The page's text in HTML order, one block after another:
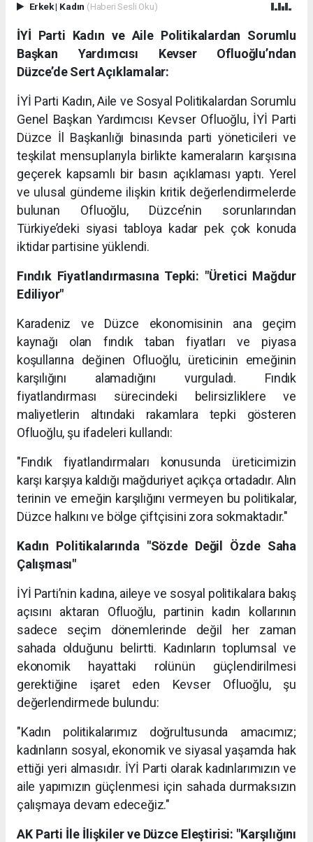
Erkek| Kadın (Haberi Sesli Oku)
İYİ Parti Kadın ve Aile Politikalardan Sorumlu
Başkan Yardımcısı Kevser Ofluoğlu’ndan
Düzce’de Sert Açıklamalar:
İYİ Parti Kadın, Aile ve Sosyal Politikalardan Sorumlu
Genel Başkan Yardımcısı Kevser Ofluoğlu, İYİ Parti
Düzce İl Başkanlığı binasında parti yöneticileri ve
teşkilat mensuplarıyla birlikte kameraların karşısına
geçerek kapsamlı bir basın açıklaması yaptı. Yerel
ve ulusal gündeme ilişkin kritik değerlendirmelerde
bulunan Ofluoğlu, Düzce’nin sorunlarından
Türkiye’deki siyasi tabloya kadar pek çok konuda
iktidar partisine yüklendi.
Fındık Fiyatlandırmasına Tepki: "Üretici Mağdur
Ediliyor"
Karadeniz ve Düzce ekonomisinin ana geçim
kaynağı olan fındık taban fiyatları ve piyasa
koşullarına değinen Ofluoğlu, üreticinin emeğinin
karşılığını alamadığını vurguladı. Fındık
fiyatlandırması sürecindeki belirsizliklere ve
maliyetlerin altındaki rakamlara tepki gösteren
Ofluoğlu, şu ifadeleri kullandı:
"Fındık fiyatlandırmaları konusunda üreticimizin
karşı karşıya kaldığı mağduriyet açıkça ortadadır. Alın
terinin ve emeğin karşılığını vermeyen bu politikalar,
Düzce halkını ve bölge çiftçisini zora sokmaktadır."
Kadın Politikalarında "Sözde Değil Özde Saha
Çalışması"
İYİ Parti’nin kadına, aileye ve sosyal politikalara bakış
açısını aktaran Ofluoğlu, partinin kadın kollarının
sadece seçim dönemlerinde değil her zaman
sahada olduğunu belirtti. Kadınların toplumsal ve
ekonomik hayattaki rolünün güçlendirilmesi
gerektiğine işaret eden Kevser Ofluoğlu, şu
değerlendirmede bulundu:
"Kadın politikalarımız doğrultusunda amacımız;
kadınların sosyal, ekonomik ve siyasal yaşamda hak
ettiği yeri almasıdır. İYİ Parti olarak kadınlarımızın ve
aile yapımızın güçlenmesi için sahada durmaksızın
çalışmaya devam edeceğiz."
AK Parti İle İlişkiler ve Düzce Eleştirisi: "Karşılığını